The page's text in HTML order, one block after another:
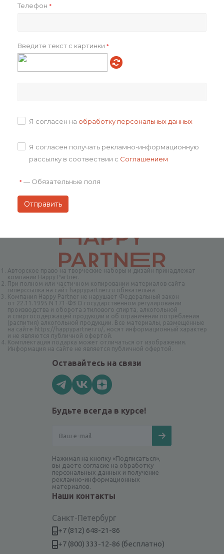
Артикул товара
Как купить
Доставка
Отзывы
Задать вопрос
Авторское право на творческие наборы и дизайн принадлежат
компании Happy Partner.
При полном или частичном копировании материалов сайта
гиперссылка на сайт happypartner.ru обязательна
Компания Happy Partner не нарушает Федеральный закон
от 22.11.1995 N 171-ФЗ О государственном регулировании
производства и оборота этилового спирта, алкогольной
и спиртосодержащей продукции и об ограничении потребления
(распития) алкогольной продукции. Все материалы, размещённые
на сайте https://happypartner.ru/, носят информационный характер
и не являются публичной офертой.
Комплектация подарка может отличаться от изображения.
Информация на сайте не является публичной офертой.
Оставайтесь на связи
Будьте всегда в курсе!
Нажимая на кнопку «Подписаться»,
вы даёте согласие на обработку
персональных данных и получение
рекламно-информационных
материалов.
Наши контакты
Санкт-Петербург
+7 (812) 648-21-86
+7 (800) 333-12-86 (бесплатно)
Телефон *
Введите текст с картинки *
Я согласен на обработку персональных данных
Я согласен получать рекламно-информационную
рассылку в соотвествии с Соглашением
* — Обязательные поля